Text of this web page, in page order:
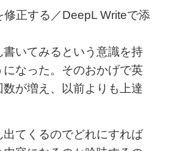
修正する／DeepL Writeで添
書いてみるという意識を持
になった。そのおかげで英
が増え、以前よりも上達
てくるのでどれにすれば